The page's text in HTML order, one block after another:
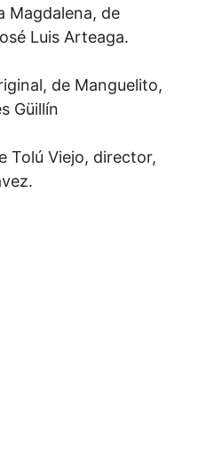
Magdalena, de
Luis Arteaga.
de Manguelito,
Güillín
Tolú Viejo, director,